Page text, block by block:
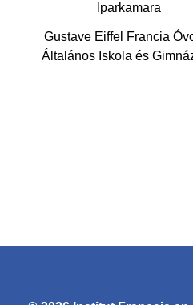
Iparkamara
Gustave Eiffel Francia
Általános Iskola és